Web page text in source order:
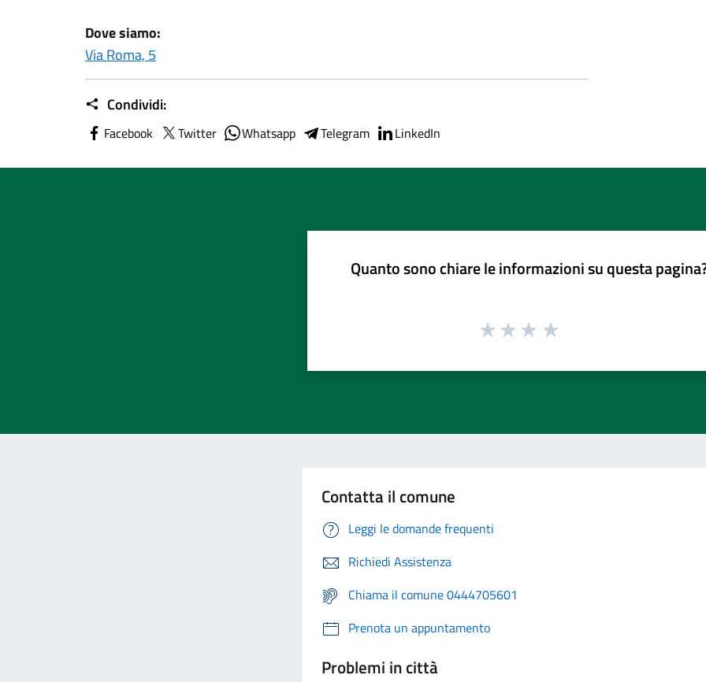
Dove siamo:
Via Roma, 5
Condividi:
Facebook Twitter Whatsapp Telegram LinkedIn
Quanto sono chiare le informazioni su questa
Contatta il comune
Leggi le domande frequenti
Richiedi Assistenza
Chiama il comune 0444705601
Prenota un appuntamento
Problemi in città